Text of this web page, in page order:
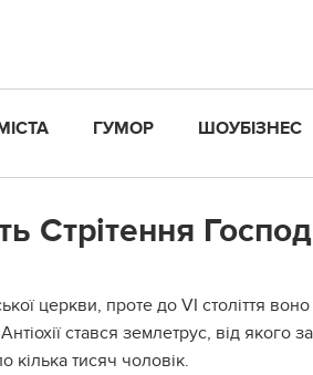
ГУМОР ШОУБІЗНЕС
Стрітення
церкви, проте до VI століття
стався землетрус, від якого
тисяч чоловік.